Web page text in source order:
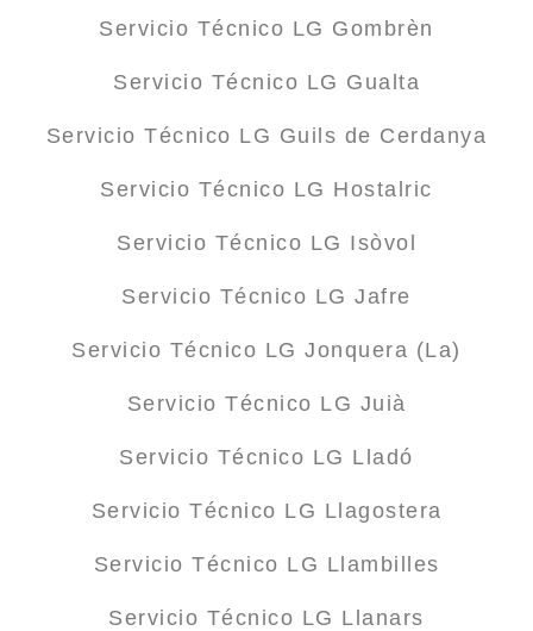
Servicio Técnico LG Gombrèn
Servicio Técnico LG Gualta
Servicio Técnico LG Guils de Cerdanya
Servicio Técnico LG Hostalric
Servicio Técnico LG Isòvol
Servicio Técnico LG Jafre
Servicio Técnico LG Jonquera (La)
Servicio Técnico LG Juià
Servicio Técnico LG Lladó
Servicio Técnico LG Llagostera
Servicio Técnico LG Llambilles
Servicio Técnico LG Llanars